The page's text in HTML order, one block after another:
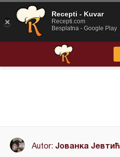
Autor: Јованка Јевтић
Recepti - Kuvar
Recepti.com
Besplatna - Google Play